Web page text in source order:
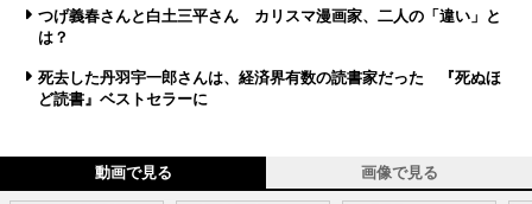
つげ義春さんと白土三平さん カリスマ漫画家、二人の「違い」と
は？
死去した丹羽宇一郎さんは、経済界有数の読書家だった 『死ぬほ
ど読書』ベストセラーに
動画で見る 画像で見る